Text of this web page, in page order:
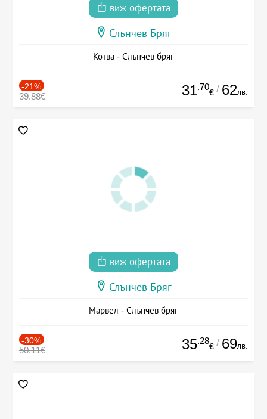
виж офертата
Слънчев Бряг
Котва - Слънчев бряг
-21%
39.88€ 31.70
€ / 62лв.
виж офертата
Слънчев Бряг
Марвел - Слънчев бряг
-30%
50.11€ 35.28
€ / 69лв.